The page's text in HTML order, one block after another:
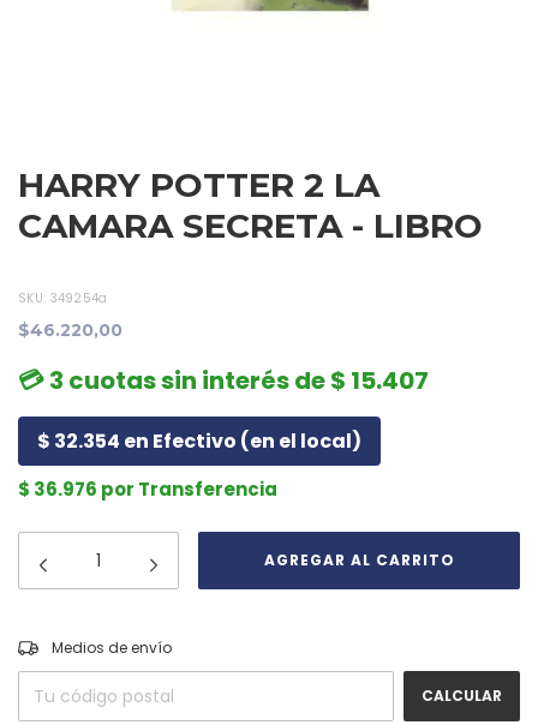
HARRY POTTER 2 LA
CAMARA SECRETA - LIBRO
SKU: 349254a
$46.220,00
💳 3 cuotas sin interés de $ 15.407
$ 32.354 en Efectivo (en el local)
$ 36.976 por Transferencia
Entregas para el CP:
Medios de envío
CALCULAR